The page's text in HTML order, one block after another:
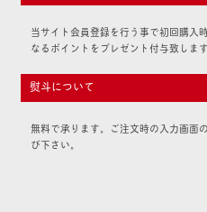
当サイト会員登録を行う事で初回購入
なるポイントをプレゼント付与致します
熨斗について
無料で承ります。ご注文時の入力画面
び下さい。